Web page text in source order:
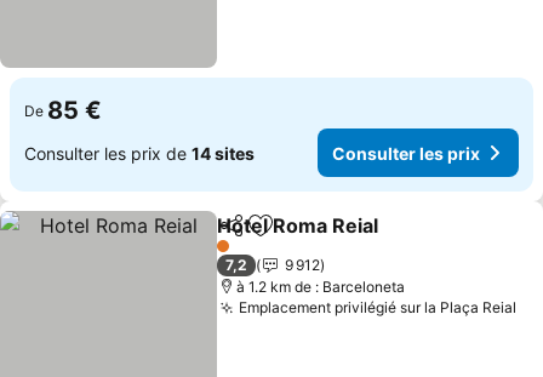
De 85 €
Consulter les prix de 14 sites Consulter les prix
PartagerAjouter à mes favoris
Hotel Roma Reial
1 Étoiles
7,2
9 912
à 1.2 km de : Barceloneta
Emplacement privilégié sur la Plaça Reial